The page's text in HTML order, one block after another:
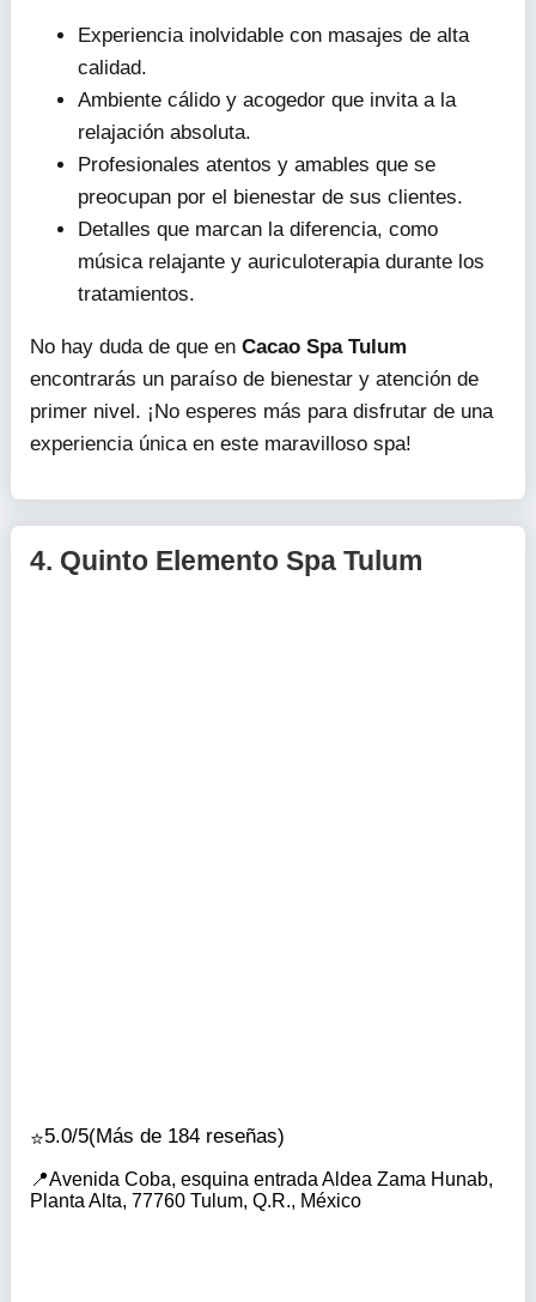
Experiencia inolvidable con masajes de alta
calidad.
Ambiente cálido y acogedor que invita a la
relajación absoluta.
Profesionales atentos y amables que se
preocupan por el bienestar de sus clientes.
Detalles que marcan la diferencia, como
música relajante y auriculoterapia durante los
tratamientos.
No hay duda de que en Cacao Spa Tulum
encontrarás un paraíso de bienestar y atención de
primer nivel. ¡No esperes más para disfrutar de una
experiencia única en este maravilloso spa!
4. Quinto Elemento Spa Tulum
5.0/5(Más de 184 reseñas)
Avenida Coba, esquina entrada Aldea Zama Hunab,
Planta Alta, 77760 Tulum, Q.R., México